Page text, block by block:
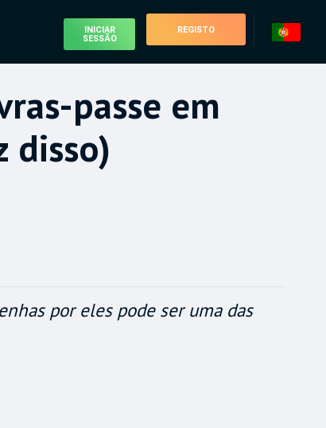
INICIAR
SESSÃO
REGISTO
passe em
disso)
por eles pode ser uma das